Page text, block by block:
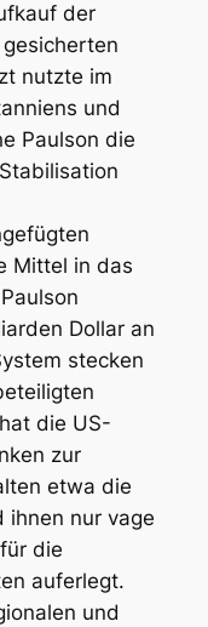
der
nutzte im
und
Paulson die
Mittel in das
Dollar an
stecken
die US-
zur
etwa die
ihnen nur vage
die
auferlegt.
und